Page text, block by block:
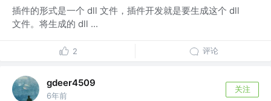
插件的形式是一个 dll 文件，插件开发就是要生成这个 dll
文件。将生成的 dll ...
2 评论
gdeer4509
6年前
关注